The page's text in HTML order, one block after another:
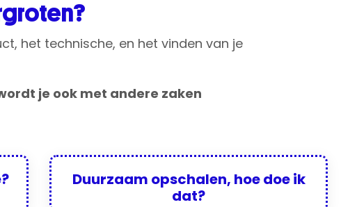
het technische, en het vinden van je
je ook met andere zaken
Duurzaam opschalen, hoe doe ik
dat?